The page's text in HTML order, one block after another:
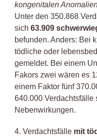
kongenitalen
Unter den 350.868
sich 63.909
befunden. Anders: Bei
tödliche oder
gemeldet. Bei einem
Fakors zwei wären es
einem Faktor fünf
640.000
Nebenwirkungen.
4. Verdachtsfälle mit